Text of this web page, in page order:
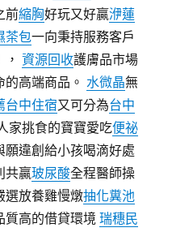
前縮胸好玩又好贏洢蓮
茶包一向秉持服務客戶
，資源回收護膚品市場
的高端商品。水微晶無
台中住宿又可分為台中
家挑食的寶寶愛吃便祕
願違創給小孩喝滴好處
共贏玻尿酸全程醫師操
選放養雞慢燉抽化糞池
質高的借貸環境瑞穗民